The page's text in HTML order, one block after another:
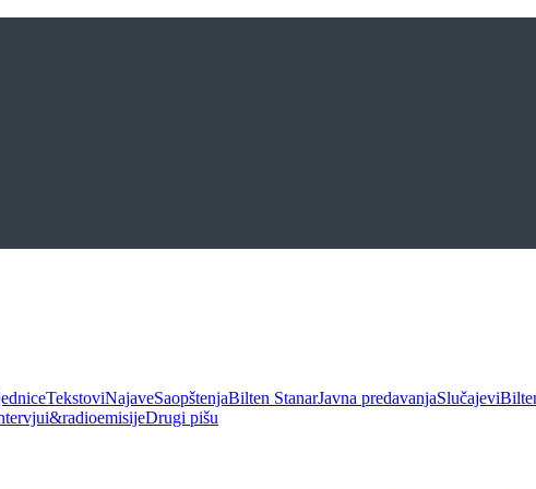
TekstoviNajaveSaopštenjaBilten StanarJavna predavanjaSlučajevi
Drugi pišu